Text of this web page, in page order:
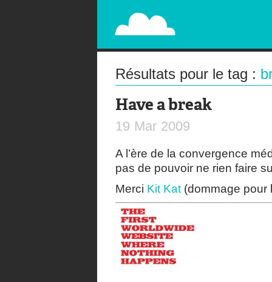
PAPERPLANE
STREET, AMBIENT, GUÉRILLA MARKETING
Résultats pour le tag :
Have a break
19 Mar 2009
A l’ère de la convergence
pas de pouvoir ne rien faire
Merci Kit Kat (dommage pour